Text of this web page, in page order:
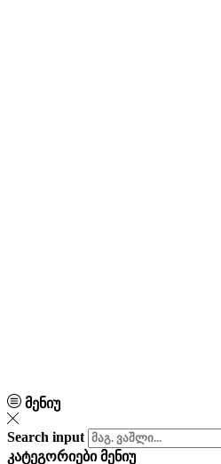
მენიუ
Search input
კატეგორიებიმენიუ